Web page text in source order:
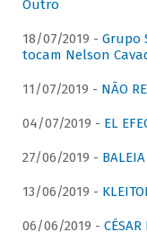
Outro
18/07/2019 - Grupo
tocam Nelson
11/07/2019 - NÃO
04/07/2019 - EL
27/06/2019 -
13/06/2019 -
06/06/2019 -